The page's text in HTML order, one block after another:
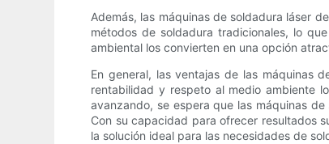
Además, las máquinas de soldadura láser
métodos de soldadura tradicionales, lo
ambiental los convierten en una opción
En general, las ventajas de las máquinas
rentabilidad y respeto al medio ambiente
avanzando, se espera que las máquinas
Con su capacidad para ofrecer resultados
la solución ideal para las necesidades de